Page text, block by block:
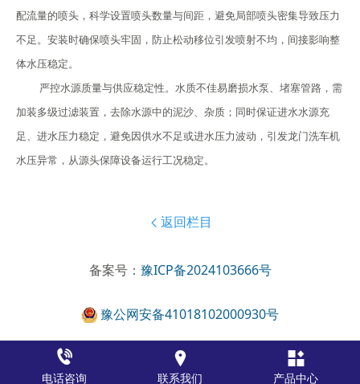
配流量的喷头，科学设置喷头数量与间距，避免局部喷头密集导致压力
不足。安装时确保喷头牢固，防止松动移位引发喷射不均，间接影响整
体水压稳定。
严控水源质量与供应稳定性。水质不佳易磨损水泵、堵塞管路，需
加装多级过滤装置，去除水源中的泥沙、杂质；同时保证进水水源充
足、进水压力稳定，避免因供水不足或进水压力波动，引发龙门洗车机
水压异常，从源头保障设备运行工况稳定。
 返回栏目
备案号： 豫ICP备2024103666号
豫公网安备41018102000930号

电话咨询

联系我们

产品中心